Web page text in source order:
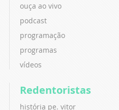
ouça ao vivo
podcast
programação
programas
vídeos
Redentoristas
história pe. vitor